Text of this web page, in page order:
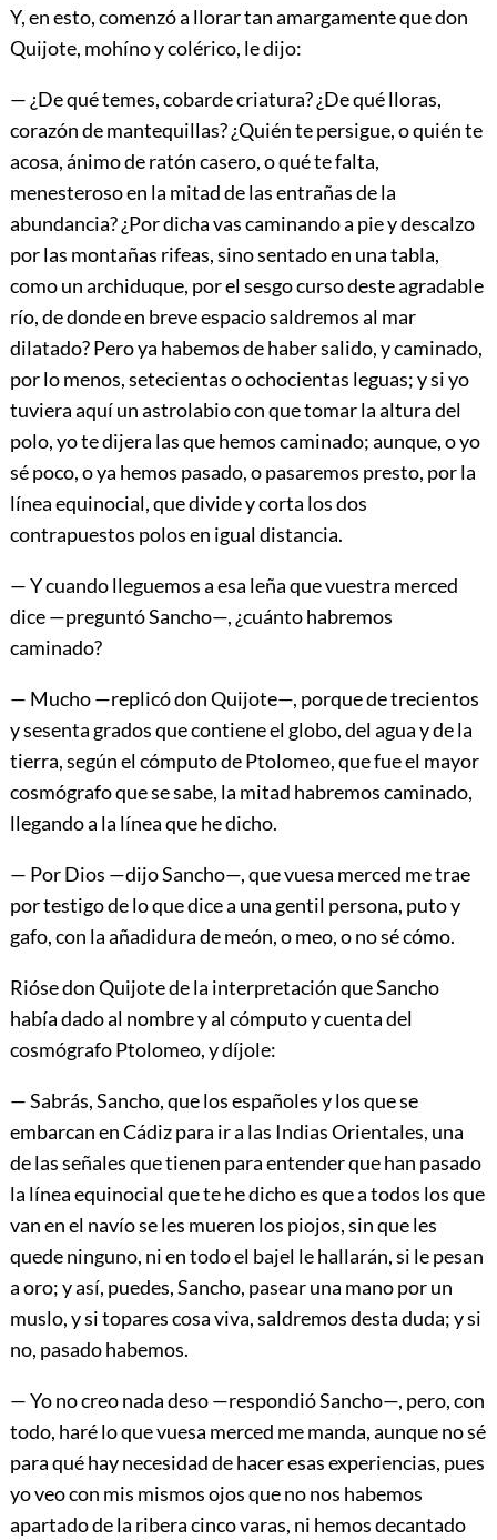
Y, en esto, comenzó a llorar tan amargamente que don
Quijote, mohíno y colérico, le dijo:
— ¿De qué temes, cobarde criatura? ¿De qué lloras,
corazón de mantequillas? ¿Quién te persigue, o quién te
acosa, ánimo de ratón casero, o qué te falta,
menesteroso en la mitad de las entrañas de la
abundancia? ¿Por dicha vas caminando a pie y descalzo
por las montañas rifeas, sino sentado en una tabla,
como un archiduque, por el sesgo curso deste agradable
río, de donde en breve espacio saldremos al mar
dilatado? Pero ya habemos de haber salido, y caminado,
por lo menos, setecientas o ochocientas leguas; y si yo
tuviera aquí un astrolabio con que tomar la altura del
polo, yo te dijera las que hemos caminado; aunque, o yo
sé poco, o ya hemos pasado, o pasaremos presto, por la
línea equinocial, que divide y corta los dos
contrapuestos polos en igual distancia.
— Y cuando lleguemos a esa leña que vuestra merced
dice —preguntó Sancho—, ¿cuánto habremos
caminado?
— Mucho —replicó don Quijote—, porque de trecientos
y sesenta grados que contiene el globo, del agua y de la
tierra, según el cómputo de Ptolomeo, que fue el mayor
cosmógrafo que se sabe, la mitad habremos caminado,
llegando a la línea que he dicho.
— Por Dios —dijo Sancho—, que vuesa merced me trae
por testigo de lo que dice a una gentil persona, puto y
gafo, con la añadidura de meón, o meo, o no sé cómo.
Rióse don Quijote de la interpretación que Sancho
había dado al nombre y al cómputo y cuenta del
cosmógrafo Ptolomeo, y díjole:
— Sabrás, Sancho, que los españoles y los que se
embarcan en Cádiz para ir a las Indias Orientales, una
de las señales que tienen para entender que han pasado
la línea equinocial que te he dicho es que a todos los que
van en el navío se les mueren los piojos, sin que les
quede ninguno, ni en todo el bajel le hallarán, si le pesan
a oro; y así, puedes, Sancho, pasear una mano por un
muslo, y si topares cosa viva, saldremos desta duda; y si
no, pasado habemos.
— Yo no creo nada deso —respondió Sancho—, pero, con
todo, haré lo que vuesa merced me manda, aunque no sé
para qué hay necesidad de hacer esas experiencias, pues
yo veo con mis mismos ojos que no nos habemos
apartado de la ribera cinco varas, ni hemos decantado